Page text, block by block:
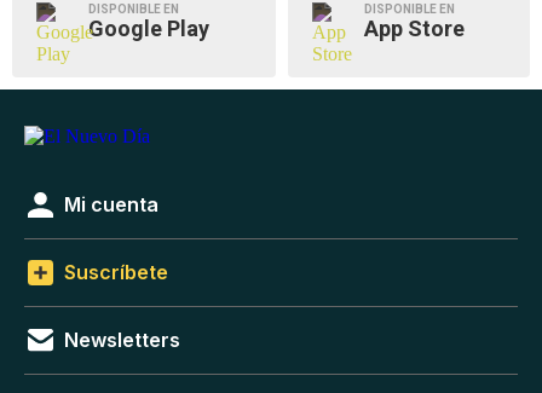
DISPONIBLE EN
Google Play
DISPONIBLE EN
App Store
Mi cuenta
Suscríbete
Newsletters